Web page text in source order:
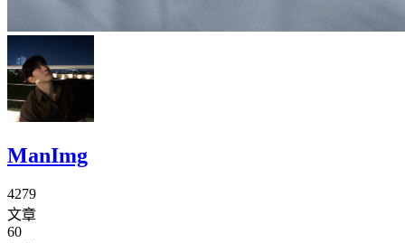
ManImg
4279
文章
60